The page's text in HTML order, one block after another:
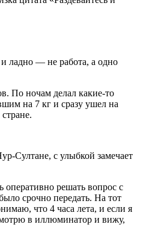
ладно — не работа, а одно
По ночам делал какие-то
на 7 кг и сразу ушел на
Султане, с улыбкой замечает
решать вопрос с
срочно передать. На тот
что 4 часа лета, и если я
в иллюминатор и вижу,